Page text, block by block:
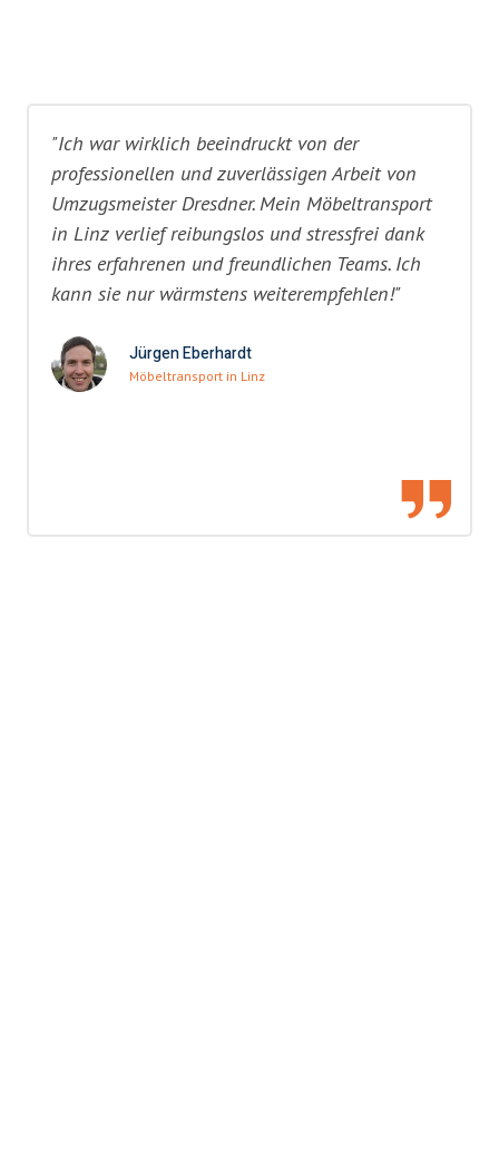
"Ich war wirklich beeindruckt von der
professionellen und zuverlässigen Arbeit von
Umzugsmeister Dresdner. Mein Möbeltransport
in Linz verlief reibungslos und stressfrei dank
ihres erfahrenen und freundlichen Teams. Ich
kann sie nur wärmstens weiterempfehlen!"
Jürgen Eberhardt
Möbeltransport in Linz